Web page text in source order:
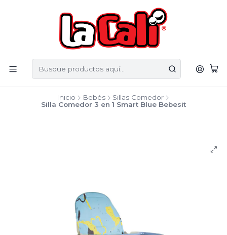
Inicio Bebés
Sillas Comedor
Silla Comedor 3 en 1 Smart Blue Bebesit